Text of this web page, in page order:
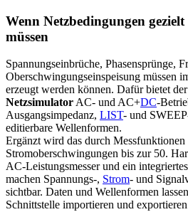
Wenn Netzbedingungen
müssen
Spannungseinbrüche, Phasensprünge,
Oberschwingungseinspeisung müssen
erzeugt werden können. Dafür bietet der
Netzsimulator AC- und AC+DC-
Ausgangsimpedanz, LIST- und
editierbare Wellenformen.
Ergänzt wird das durch
Stromoberschwingungen bis zur 50.
AC-Leistungsmesser und ein
machen Spannungs-, Strom- und
sichtbar. Daten und Wellenformen
Schnittstelle importieren und